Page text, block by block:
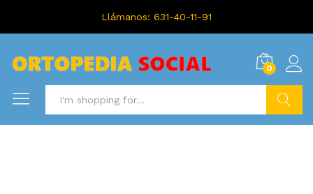
Llámanos: 631-40-11-91
0